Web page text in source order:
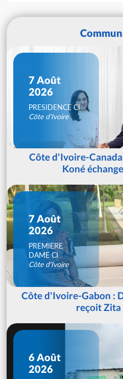
7 Août
2026
PRESIDENCE CI
Côte d'Ivoire
Côte d'Ivoire-
Koné
7 Août
2026
PREMIERE
DAME CI
Côte d'Ivoire
Côte d'Ivoire-Gabon :
reçoit Zita
6 Août
2026